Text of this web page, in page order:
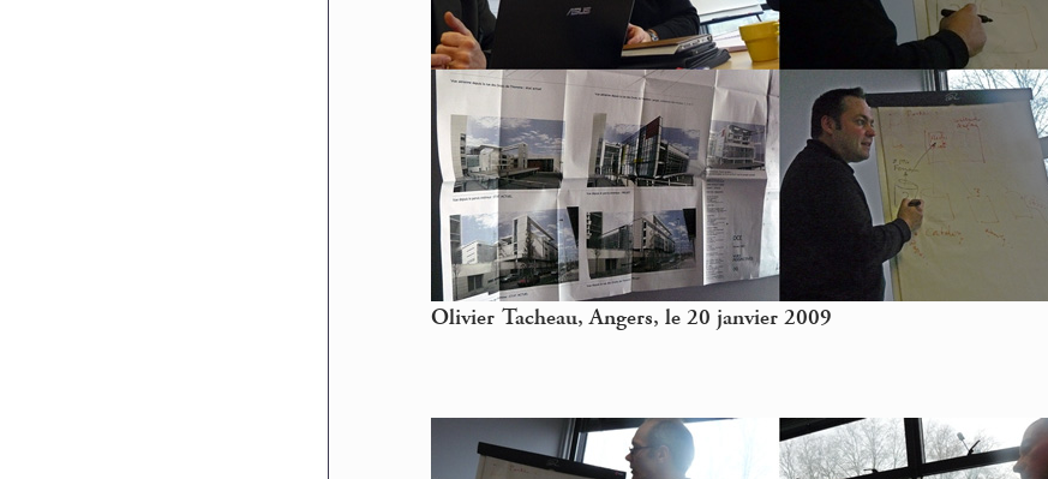
Olivier Tacheau, Angers, le 20 janvier 2009